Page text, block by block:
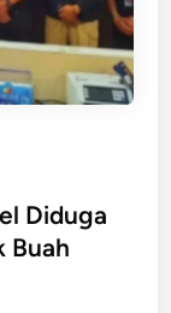
Diduga
Buah